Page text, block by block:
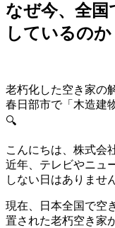
なぜ今、全国
しているのか
老朽化した空き家の
春日部市で「木造建
🔍
こんにちは、株式会
近年、テレビやニュ
しない日はありませ
現在、日本全国で空
置された老朽空き家